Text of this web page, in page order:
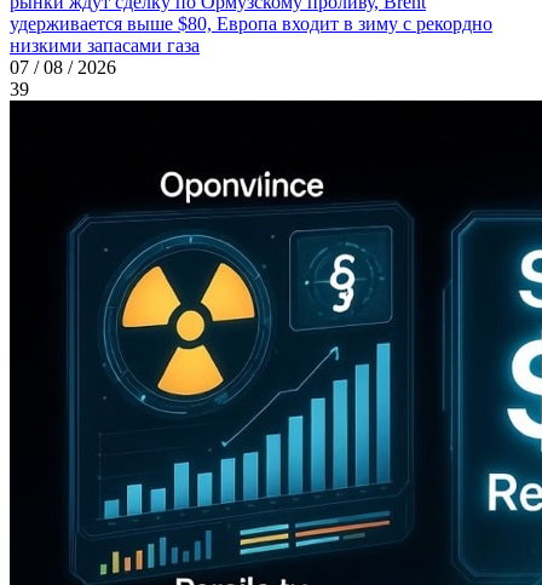
удерживается выше $80, Европа входит в зиму с рекордно
низкими запасами газа
07 / 08 / 2026
39